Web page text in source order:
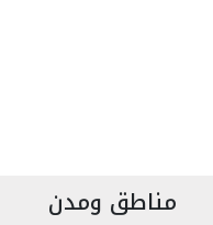
مناطق ومدن